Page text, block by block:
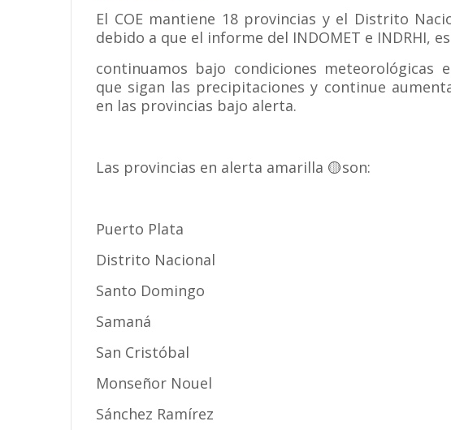
El COE mantiene 18 provincias y el Distrito
debido a que el informe del INDOMET e INDRHI,
continuamos bajo condiciones meteorológicas
que sigan las precipitaciones y continue
en las provincias bajo alerta.
Las provincias en alerta amarilla 🟡son:
Puerto Plata
Distrito Nacional
Santo Domingo
Samaná
San Cristóbal
Monseñor Nouel
Sánchez Ramírez